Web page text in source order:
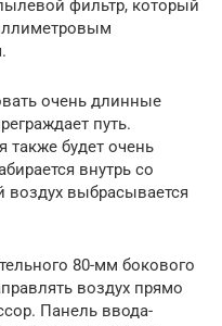
фильтр, который
очень длинные
путь.
также будет очень
внутрь со
воздух выбрасывается
80-мм бокового
воздух прямо
Панель ввода-